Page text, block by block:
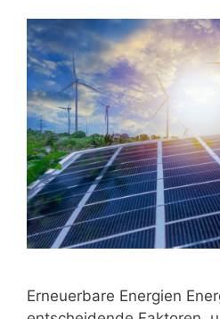
Erneuerbare Energien